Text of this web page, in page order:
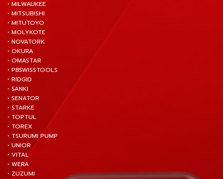
• MILWAUKEE
• MITSUBISHI
• MITUTOYO
• MOLYKOTE
• NOVATORK
• OKURA
• OMASTAR
• PBSWISSTOOLS
• RIDGID
• SANKI
• SENATOR
• STARKE
• TOPTUL
• TOREX
• TSURUMI PUMP
• UNIOR
• VITAL
• WERA
• ZUZUMI